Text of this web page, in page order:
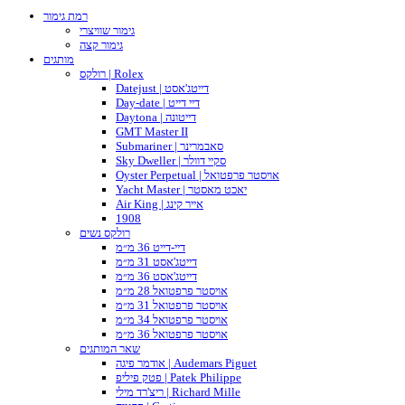
רמת גימור
גימור שוויצרי
גימור קצה
מותגים
רולקס | Rolex
Datejust | דייטג'אסט
Day-date | דיי דייט
Daytona | דייטונה
GMT Master II
Submariner | סאבמרינר
Sky Dweller | סקיי דוולר
Oyster Perpetual | אויסטר פרפטואל
Yacht Master | יאכט מאסטר
Air King | אייר קינג
1908
רולקס נשים
דיי-דייט 36 מ״מ
דייטג'אסט 31 מ״מ
דייטג'אסט 36 מ״מ
אויסטר פרפטואל 28 מ״מ
אויסטר פרפטואל 31 מ״מ
אויסטר פרפטואל 34 מ״מ
אויסטר פרפטואל 36 מ״מ
שאר המותגים
אודמר פיגה | Audemars Piguet
פטק פיליפ | Patek Philippe
ריצ'רד מילי | Richard Mille